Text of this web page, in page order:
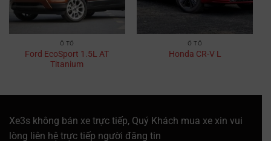
Ô TÔ
Ford EcoSport 1.5L AT
Titanium
Ô TÔ
Honda CR-V L
Xe3s không bán xe trực tiếp, Quý Khách mua xe xin vui
lòng liên hệ trực tiếp người đăng tin